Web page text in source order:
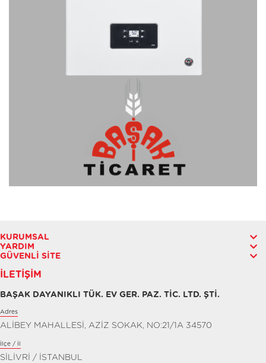
KURUMSAL
YARDIM
GÜVENLI SITE
İLETIŞIM
BAŞAK DAYANIKLI TÜK. EV GER. PAZ. TİC. LTD. ŞTİ.
Adres
ALİBEY MAHALLESİ, AZİZ SOKAK, NO:21/1A 34570
İlçe / İl
SİLİVRİ / İSTANBUL